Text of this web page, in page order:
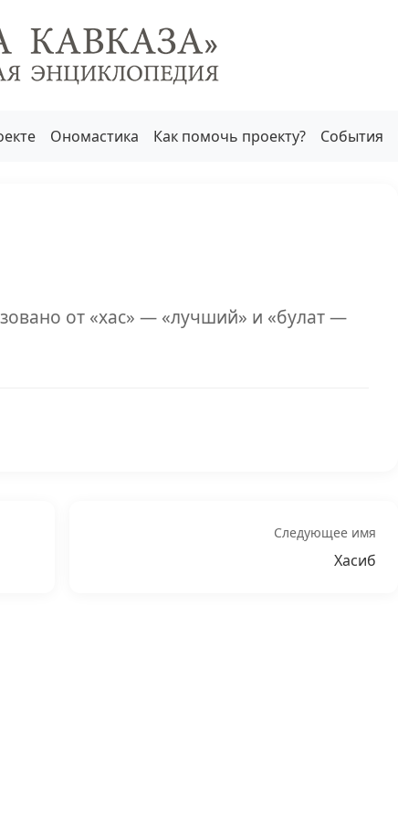
Ономастика Как помочь проекту? События
от «хас» — «лучший» и «булат —
Следующее имя
Хасиб